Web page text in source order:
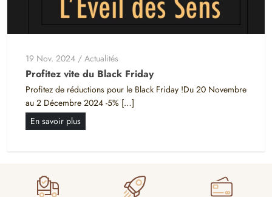
19 Nov. 2024 / Actualités
Profitez vite du Black Friday
Profitez de réductions pour le Black Friday !Du 20 Novembre
au 2 Décembre 2024 -5% […]
En savoir plus